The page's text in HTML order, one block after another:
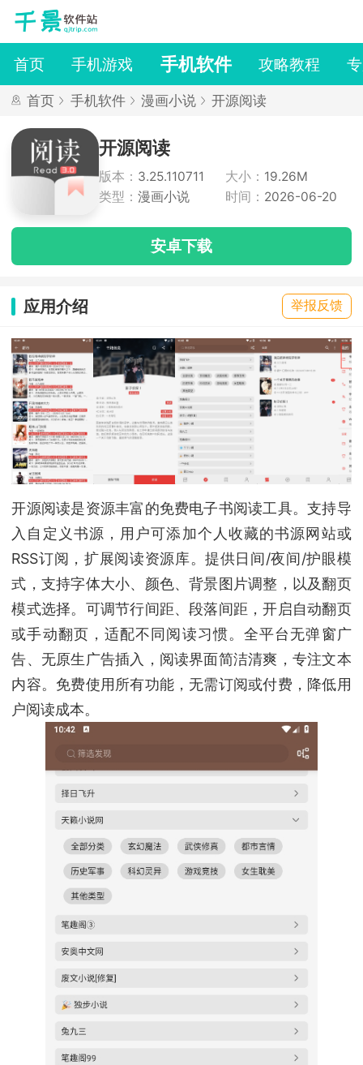
首页 手机游戏 手机软件 攻略教程
首页 手机软件 漫画小说 开源阅读
开源阅读
版本： 3.25.110711 大小： 19.26M
类型： 漫画小说 时间： 2026-06-20
安卓下载
应用介绍 举报反馈
开源阅读是资源丰富的免费电子书阅读工具。支持导
入自定义书源，用户可添加个人收藏的书源网站或
RSS订阅，扩展阅读资源库。提供日间/夜间/护眼模
式，支持字体大小、颜色、背景图片调整，以及翻页
模式选择。可调节行间距、段落间距，开启自动翻页
或手动翻页，适配不同阅读习惯。全平台无弹窗广
告、无原生广告插入，阅读界面简洁清爽，专注文本
内容。免费使用所有功能，无需订阅或付费，降低用
户阅读成本。